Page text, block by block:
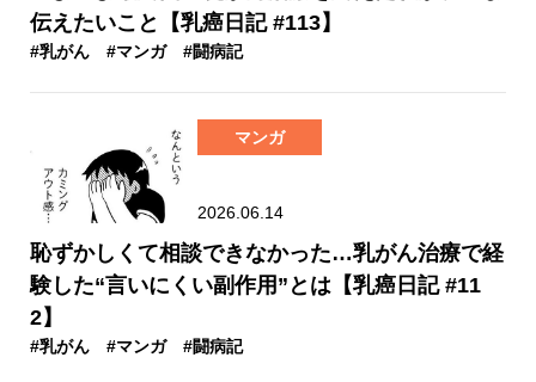
伝えたいこと【乳癌日記 #113】
#乳がん #マンガ #闘病記
マンガ
2026.06.14
恥ずかしくて相談できなかった…乳がん治療で経
験した“言いにくい副作用”とは【乳癌日記 #11
2】
#乳がん #マンガ #闘病記